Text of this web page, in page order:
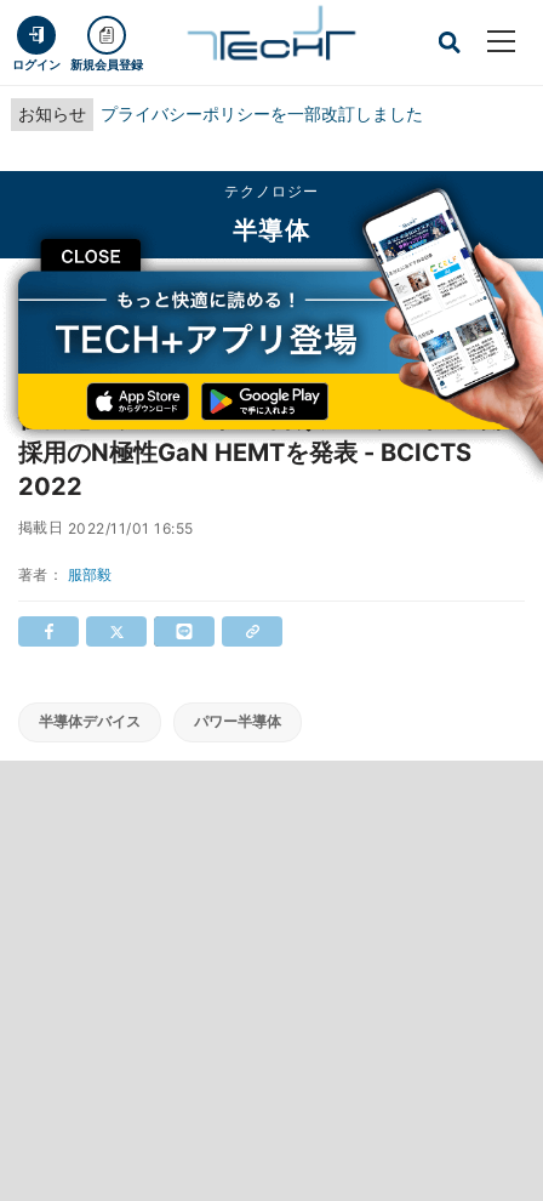
ログイン 新規会員登録
お知らせ プライバシーポリシーを一部改訂しました
CLOSE
テクノロジー
半導体
TECH+ テクノロジー
半導体
住友電工、ビヨンド5G向けにHfゲート絶縁膜採用のN極性GaN HEMTを発表 -
住友電工、ビヨンド5G向けにHfゲート絶縁膜
採用のN極性GaN HEMTを発表 - BCICTS
2022
掲載日 2022/11/01 16:55
著者： 服部毅
半導体デバイス パワー半導体